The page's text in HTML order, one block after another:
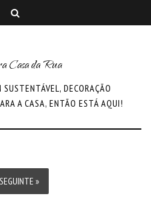
Casa da Rua
DECORAÇÃO
A CASA, ENTÃO ESTÁ AQUI!
SEGUINTE »